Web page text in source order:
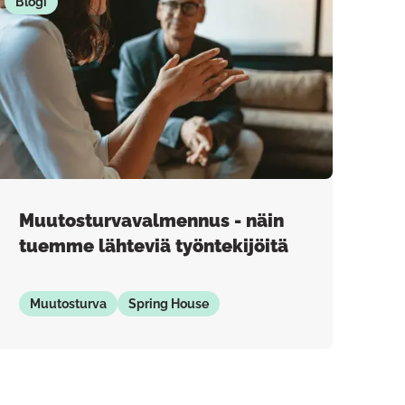
Muutosturvavalmennus - näin
tuemme lähteviä työntekijöitä
Muutosturva Spring House